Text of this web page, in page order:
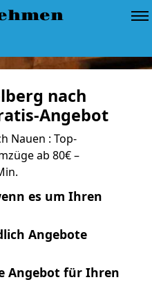
nach
Angebot
Nauen : Top-
ab 80€ –
es um Ihren
Angebote
Angebot für Ihren